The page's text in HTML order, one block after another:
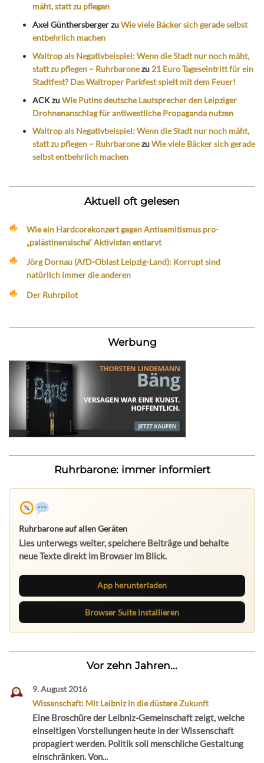
mäht, statt zu pflegen
Axel GünthersbergerzuWie viele Bäcker sich gerade selbst
entbehrlich machen
Waltrop als Negativbeispiel: Wenn die Stadt nur noch mäht,
statt zu pflegen – Ruhrbaronezu 21 Euro Tageseintritt für ein
Stadtfest? Das Waltroper Parkfest spielt mit dem Feuer!
ACKzuWie Putins deutsche Lautsprecher den Leipziger
Drohnenanschlag für antiwestliche Propaganda nutzen
Waltrop als Negativbeispiel: Wenn die Stadt nur noch mäht,
statt zu pflegen – RuhrbaronezuWie viele Bäcker sich gerade
selbst entbehrlich machen
Aktuell oft gelesen
Wie ein Hardcorekonzert gegen Antisemitismus pro-
„palästinensische“ Aktivisten entlarvt
Jörg Dornau (AfD-Oblast Leipzig-Land): Korrupt sind
natürlich immer die anderen
Der Ruhrpilot
Werbung
Ruhrbarone: immer informiert
Ruhrbarone auf allen Geräten
Lies unterwegs weiter, speichere Beiträge und behalte
neue Texte direkt im Browser im Blick.
App herunterladen
Browser Suite installieren
Vor zehn Jahren...
9. August 2016
Wissenschaft: Mit Leibniz in die düstere Zukunft
Eine Broschüre der Leibniz-Gemeinschaft zeigt, welche
einseitigen Vorstellungen heute in der Wissenschaft
propagiert werden. Politik soll menschliche Gestaltung
einschränken. Von...